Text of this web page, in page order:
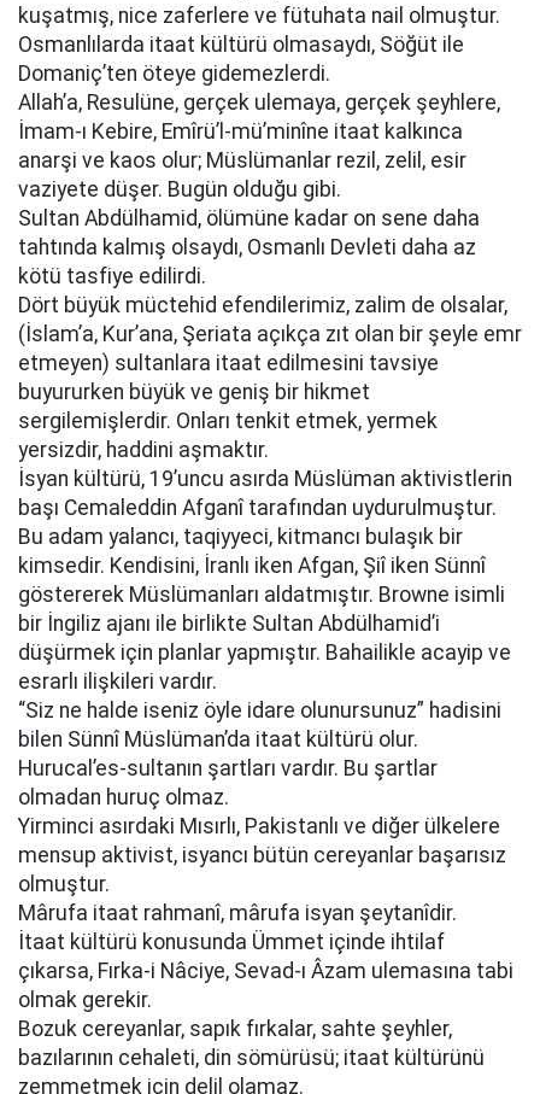
kuşatmış, nice zaferlere ve fütuhata nail olmuştur.
Osmanlılarda itaat kültürü olmasaydı, Söğüt ile
Domaniç’ten öteye gidemezlerdi.
Allah’a, Resulüne, gerçek ulemaya, gerçek şeyhlere,
İmam-ı Kebire, Emîrü’l-mü’minîne itaat kalkınca
anarşi ve kaos olur; Müslümanlar rezil, zelil, esir
vaziyete düşer. Bugün olduğu gibi.
Sultan Abdülhamid, ölümüne kadar on sene daha
tahtında kalmış olsaydı, Osmanlı Devleti daha az
kötü tasfiye edilirdi.
Dört büyük müctehid efendilerimiz, zalim de olsalar,
(İslam’a, Kur’ana, Şeriata açıkça zıt olan bir şeyle emr
etmeyen) sultanlara itaat edilmesini tavsiye
buyururken büyük ve geniş bir hikmet
sergilemişlerdir. Onları tenkit etmek, yermek
yersizdir, haddini aşmaktır.
İsyan kültürü, 19’uncu asırda Müslüman aktivistlerin
başı Cemaleddin Afganî tarafından uydurulmuştur.
Bu adam yalancı, taqiyyeci, kitmancı bulaşık bir
kimsedir. Kendisini, İranlı iken Afgan, Şiî iken Sünnî
göstererek Müslümanları aldatmıştır. Browne isimli
bir İngiliz ajanı ile birlikte Sultan Abdülhamid’i
düşürmek için planlar yapmıştır. Bahailikle acayip ve
esrarlı ilişkileri vardır.
“Siz ne halde iseniz öyle idare olunursunuz” hadisini
bilen Sünnî Müslüman’da itaat kültürü olur.
Hurucal’es-sultanın şartları vardır. Bu şartlar
olmadan huruç olmaz.
Yirminci asırdaki Mısırlı, Pakistanlı ve diğer ülkelere
mensup aktivist, isyancı bütün cereyanlar başarısız
olmuştur.
Mârufa itaat rahmanî, mârufa isyan şeytanîdir.
İtaat kültürü konusunda Ümmet içinde ihtilaf
çıkarsa, Fırka-i Nâciye, Sevad-ı Âzam ulemasına tabi
olmak gerekir.
Bozuk cereyanlar, sapık fırkalar, sahte şeyhler,
bazılarının cehaleti, din sömürüsü; itaat kültürünü
zemmetmek için delil olamaz.